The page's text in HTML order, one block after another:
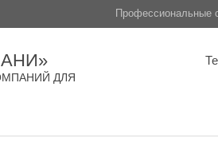
Профессиональные
ДЛЯ